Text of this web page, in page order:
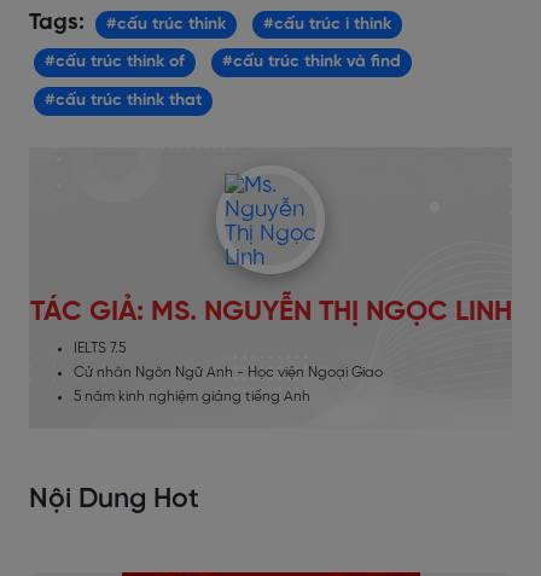
Tags: #cấu trúc think #cấu trúc i think
#cấu trúc think of #cấu trúc think và find
#cấu trúc think that
TÁC GIẢ: MS. NGUYỄN THỊ NGỌC LINH
IELTS 7.5
Cử nhân Ngôn Ngữ Anh - Học viện Ngoại Giao
5 năm kinh nghiệm giảng tiếng Anh
Nội Dung Hot